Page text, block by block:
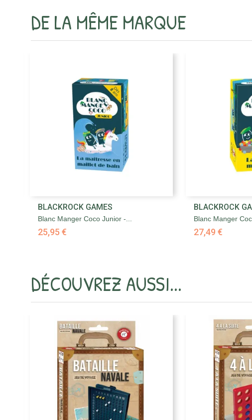
DE LA MÊME MARQUE
Aperçu rapide
BLACKROCK GAMES
Blanc Manger Coco Junior -...
25,95 €

BLACKROCK
Blanc Manger
27,49 €
DÉCOUVREZ AUSSI...